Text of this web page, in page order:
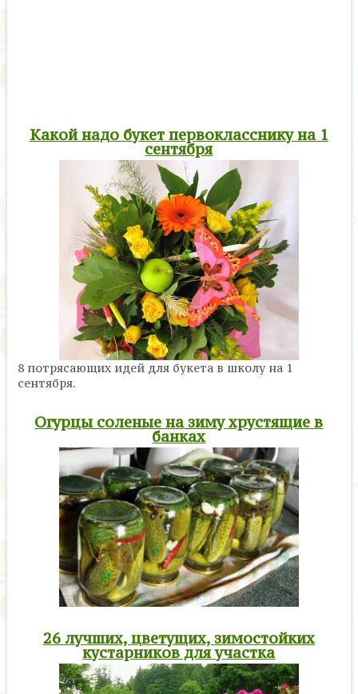
Какой надо букет первокласснику на 1
сентября
8 потрясающих идей для букета в школу на 1
сентября.
Огурцы соленые на зиму хрустящие в
банках
26 лучших, цветущих, зимостойких
кустарников для участка